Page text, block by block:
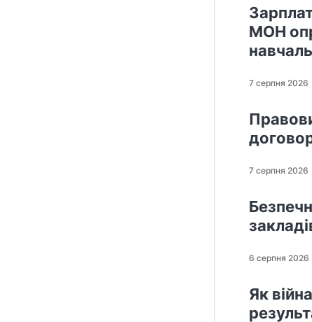
МОН
7 серпня 2026
7 серпня 2026
6 серпня 2026
Як